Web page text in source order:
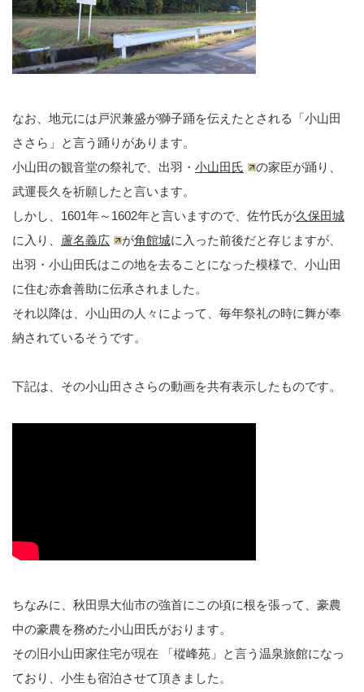
なお、地元には戸沢兼盛が獅子踊を伝えたとされる「小山田
ささら」と言う踊りがあります。
小山田の観音堂の祭礼で、出羽・ 小山田氏
の家臣が踊り、
武運長久を祈願したと言います。
しかし、1601年～1602年と言いますので、佐竹氏が久保田城
に入り、 蘆名義広 が角館城に入った前後だと存じますが、
出羽・小山田氏はこの地を去ることになった模様で、小山田
に住む赤倉善助に伝承されました。
それ以降は、小山田の人々によって、毎年祭礼の時に舞が奉
納されているそうです。
下記は、その小山田ささらの動画を共有表示したものです。
ちなみに、秋田県大仙市の強首にこの頃に根を張って、豪農
中の豪農を務めた小山田氏がおります。
その旧小山田家住宅が現在 「樅峰苑」と言う温泉旅館になっ
ており、小生も宿泊させて頂きました。